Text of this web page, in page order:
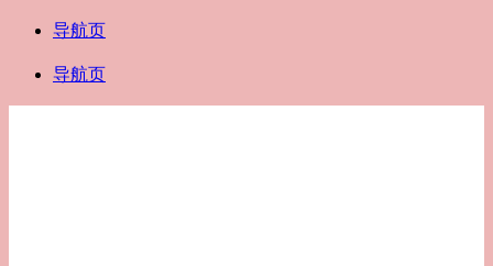
导航页
导航页